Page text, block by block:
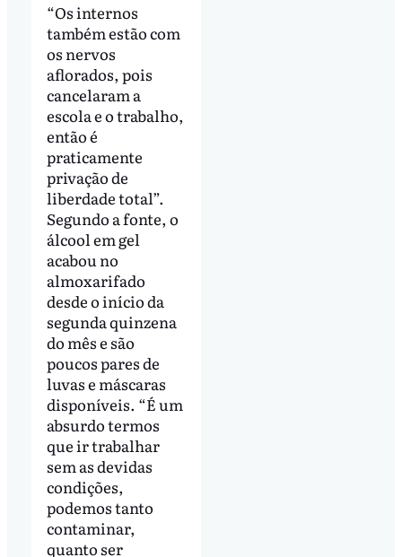
“Os internos
também estão com
os nervos
aflorados, pois
cancelaram a
escola e o trabalho,
então é
praticamente
privação de
liberdade total”.
Segundo a fonte, o
álcool em gel
acabou no
almoxarifado
desde o início da
segunda quinzena
do mês e são
poucos pares de
luvas e máscaras
disponíveis. “É um
absurdo termos
que ir trabalhar
sem as devidas
condições,
podemos tanto
contaminar,
quanto ser